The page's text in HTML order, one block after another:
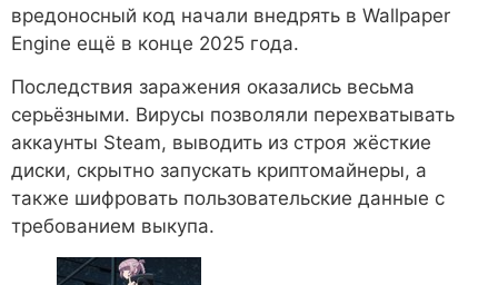
вредоносный код начали внедрять в Wallpaper
Engine ещё в конце 2025 года.
Последствия заражения оказались весьма
серьёзными. Вирусы позволяли перехватывать
аккаунты Steam, выводить из строя жёсткие
диски, скрытно запускать криптомайнеры, а
также шифровать пользовательские данные с
требованием выкупа.